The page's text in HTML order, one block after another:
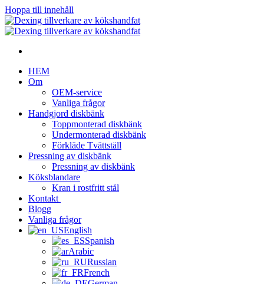
Hoppa till innehåll
HEM
Om
OEM-service
Vanliga frågor
Handgjord diskbänk
Toppmonterad diskbänk
Undermonterad diskbänk
Förkläde Tvättställ
Pressning av diskbänk
Pressning av diskbänk
Köksblandare
Kran i rostfritt stål
Kontakt
Blogg
Vanliga frågor
English
Spanish
Arabic
Russian
French